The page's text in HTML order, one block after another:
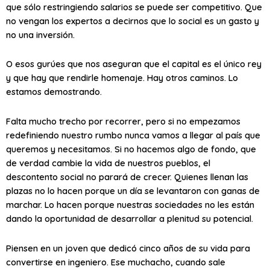
que sólo restringiendo salarios se puede ser competitivo. Que
no vengan los expertos a decirnos que lo social es un gasto y
no una inversión.
O esos gurúes que nos aseguran que el capital es el único rey
y que hay que rendirle homenaje. Hay otros caminos. Lo
estamos demostrando.
Falta mucho trecho por recorrer, pero si no empezamos
redefiniendo nuestro rumbo nunca vamos a llegar al país que
queremos y necesitamos. Si no hacemos algo de fondo, que
de verdad cambie la vida de nuestros pueblos, el
descontento social no parará de crecer. Quienes llenan las
plazas no lo hacen porque un día se levantaron con ganas de
marchar. Lo hacen porque nuestras sociedades no les están
dando la oportunidad de desarrollar a plenitud su potencial.
Piensen en un joven que dedicó cinco años de su vida para
convertirse en ingeniero. Ese muchacho, cuando sale